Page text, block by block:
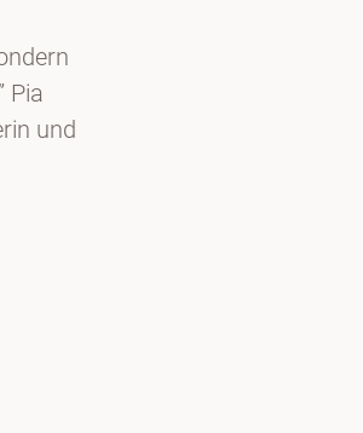
Pia
und